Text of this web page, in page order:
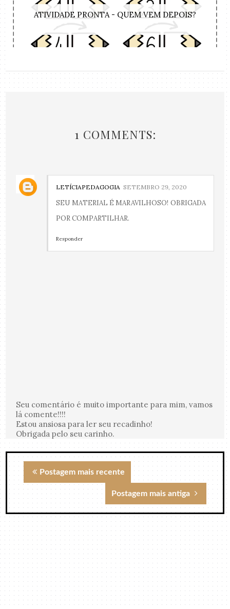
ATIVIDADE PRONTA - QUEM VEM DEPOIS?
1 COMMENTS:
LETÍCIAPEDAGOGIA SETEMBRO 29, 2020
SEU MATERIAL É MARAVILHOSO! OBRIGADA
POR COMPARTILHAR.
Responder
Seu comentário é muito importante para mim, vamos
lá comente!!!!
Estou ansiosa para ler seu recadinho!
Obrigada pelo seu carinho.
Postagem mais recente
Postagem mais antiga